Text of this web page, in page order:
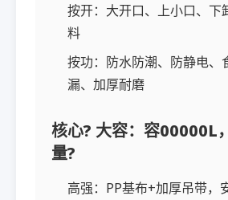
按开：大开口、上小口、下
料
按功：防水防潮、防静电、
漏、加厚耐磨
核心? 大容：容00000L
量?
高强：PP基布+加厚吊带，